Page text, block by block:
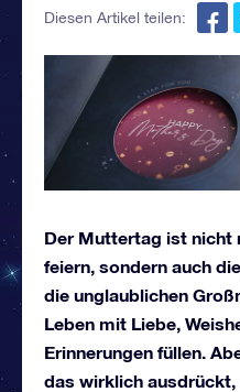
Diesen Artikel teilen:
Der Muttertag ist nicht
feiern, sondern auch
die unglaublichen
Leben mit Liebe,
Erinnerungen füllen.
das wirklich ausdrückt,